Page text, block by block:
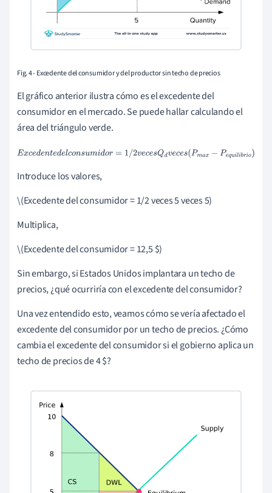
Fig. 4 - Excedente del consumidor y del productor sin techo de precios
El gráfico anterior ilustra cómo es el excedente del
consumidor en el mercado. Se puede hallar calculando el
área del triángulo verde.
Excedentedelconsumido r= 1/2vecesQdveces(Pmax−Pequilib
r o
Introduce los valores,
\(Excedente del consumidor = 1/2 veces 5 veces 5)
Multiplica,
\(Excedente del consumidor = 12,5 $)
Sin embargo, si Estados Unidos implantara un techo de
precios, ¿qué ocurriría con el excedente del consumidor?
Una vez entendido esto, veamos cómo se vería afectado el
excedente del consumidor por un techo de precios. ¿Cómo
cambia el excedente del consumidor si el gobierno aplica un
techo de precios de 4 $?